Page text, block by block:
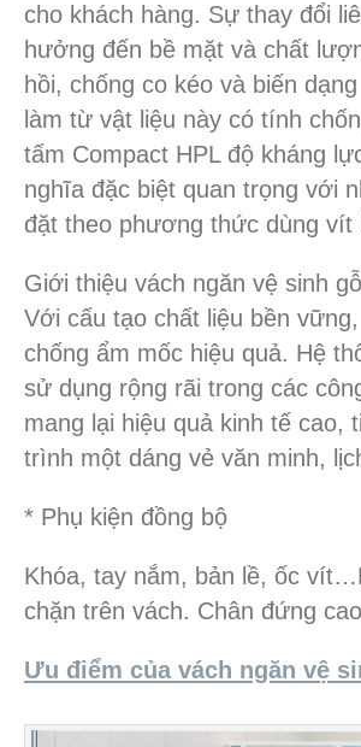
cho khách hàng. Sự thay đổi
hưởng đến bề mặt và chất
hồi, chống co kéo và biến
làm từ vật liệu này có tính
tấm Compact HPL độ kháng
nghĩa đặc biệt quan trọng với
đặt theo phương thức dùng vít
Giới thiệu vách ngăn vệ sinh
Với cấu tạo chất liệu bền
chống ẩm mốc hiệu quả. Hệ
sử dụng rộng rãi trong các
mang lại hiệu quả kinh tế cao,
trình một dáng vẻ văn minh,
* Phụ kiện đồng bộ
Khóa, tay nắm, bản lề, ốc
chặn trên vách. Chân đứng
Ưu điểm của vách ngăn vệ